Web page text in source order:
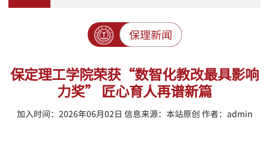
保理新闻
保定理工学院荣获“数智化教改最具影响
力奖” 匠心育人再谱新篇
加入时间：2026年06月02日 信息来源：本站原创 作者：admin